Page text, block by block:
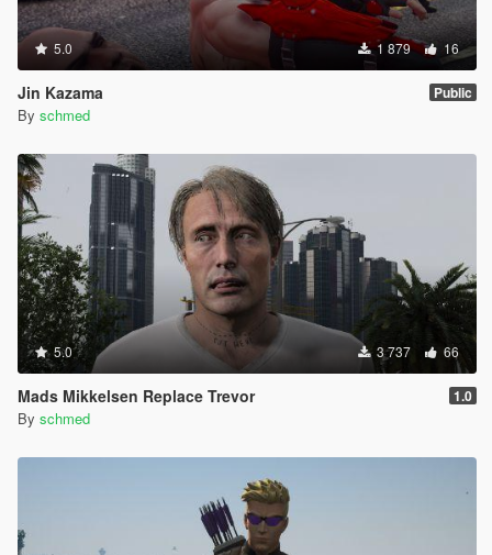
5.0 1 879 16
Jin Kazama Public
By schmed
5.0 3 737 66
Mads Mikkelsen Replace Trevor 1.0
By schmed